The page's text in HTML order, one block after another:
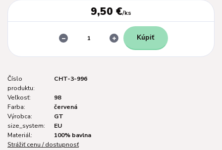
9,50 €/ks
Kúpiť
Číslo
produktu:
CHT-3-996
Veľkosť:
98
Farba:
červená
Výrobca:
GT
size_system:
EU
Materiál:
100% bavlna
Strážiť cenu / dostupnosť